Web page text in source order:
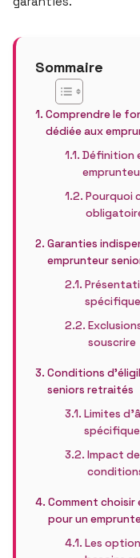
Sommaire
Comprendre le
dédiée aux
Définition
Pourquoi
Garanties
emprunteur
souscrire
Conditions
seniors retraités
Limites
Impact
Comment choisir
pour un
Les